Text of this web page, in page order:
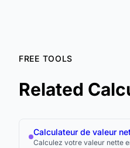
FREE TOOLS
Related
Calculateur de valeur
Calculez votre valeur nette